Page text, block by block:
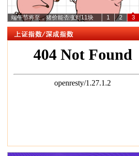
端午节将至，猪价能否涨到11块 1 2 3